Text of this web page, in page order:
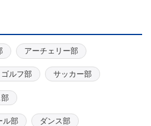
アーチェリー部
ゴルフ部 サッカー部
ル部 ダンス部